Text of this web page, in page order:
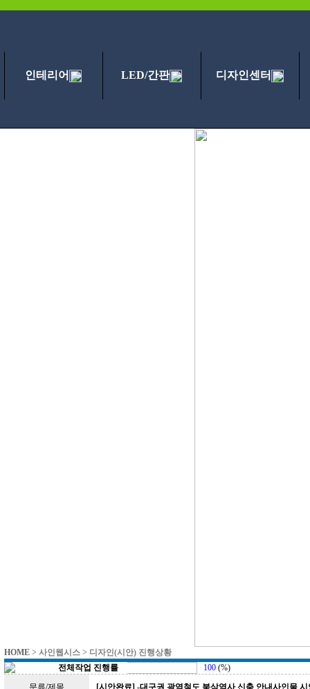
인테리어 LED/간판 디자인센터
HOME > 사인웹시스 > 디자인(시안) 진행상황
전체작업 진행률
100 (%)
문류/제목
[시안완료] -대구권 광역철도 북삼역사 신축 안내사인물 시